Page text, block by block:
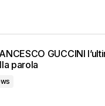
GUCCINI
parola